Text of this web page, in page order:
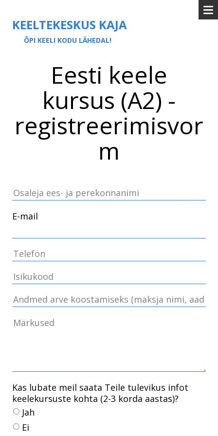
KEELTEKESKUS KAJA
ÕPI KEELI KODU LÄHEDAL!
Eesti keele
kursus (A2) -
registreerimisvor
m
E-mail
Kas lubate meil saata Teile tulevikus infot
keelekursuste kohta (2-3 korda aastas)?
Jah
Ei